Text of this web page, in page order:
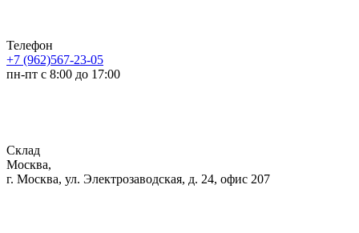
Телефон
+7 (962)567-23-05
пн-пт с 8:00 до 17:00
Склад
Москва,
г. Москва, ул. Электрозаводская, д. 24, офис 207